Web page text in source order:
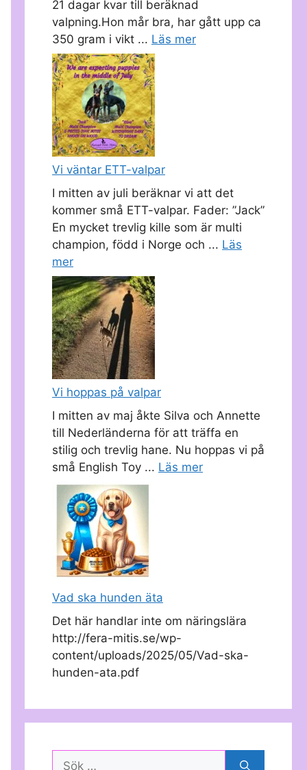
21 dagar kvar till beräknad
valpning.Hon mår bra, har gått upp ca
350 gram i vikt ... Läs mer
Vi väntar ETT-valpar
I mitten av juli beräknar vi att det
kommer små ETT-valpar. Fader: ”Jack”
En mycket trevlig kille som är multi
champion, född i Norge och ... Läs
mer
Vi hoppas på valpar
I mitten av maj åkte Silva och Annette
till Nederländerna för att träffa en
stilig och trevlig hane. Nu hoppas vi på
små English Toy ... Läs mer
Vad ska hunden äta
Det här handlar inte om näringslära
http://fera-mitis.se/wp-
content/uploads/2025/05/Vad-ska-
hunden-ata.pdf